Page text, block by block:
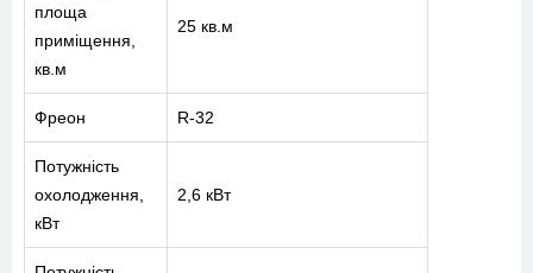
площа
приміщення,
кв.м
25 кв.м
Фреон R-32
Потужність
охолодження,
кВт
2,6 кВт